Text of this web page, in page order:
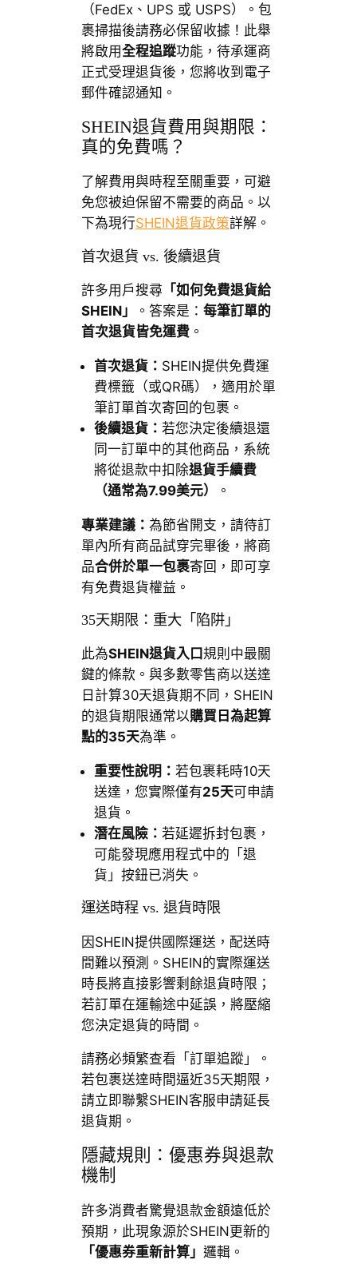
（FedEx、UPS 或 USPS）。包
裹掃描後請務必保留收據！此舉
將啟用全程追蹤功能，待承運商
正式受理退貨後，您將收到電子
郵件確認通知。
SHEIN退貨費用與期限：
真的免費嗎？
了解費用與時程至關重要，可避
免您被迫保留不需要的商品。以
下為現行SHEIN退貨政策詳解。
首次退貨 vs. 後續退貨
許多用戶搜尋 「如何免費退貨給
SHEIN」
。答案是： 每筆訂單的
首次退貨皆免運費。
首次退貨： SHEIN提供免費運
費標籤（或QR碼），適用於單
筆訂單首次寄回的包裹。
後續退貨： 若您決定後續退還
同一訂單中的其他商品，系統
將從退款中扣除退貨手續費
（通常為7.99美元）
。
專業建議： 為節省開支，請待訂
單內所有商品試穿完畢後，將商
品合併於單一包裹寄回，即可享
有免費退貨權益。
35天期限：重大「陷阱」
此為SHEIN退貨入口規則中最關
鍵的條款。與多數零售商以送達
日計算30天退貨期不同，SHEIN
的退貨期限通常以購買日為起算
點的35天為準。
重要性說明： 若包裹耗時10天
送達，您實際僅有25天可申請
退貨。
潛在風險： 若延遲拆封包裹，
可能發現應用程式中的「退
貨」按鈕已消失。
運送時程 vs. 退貨時限
因SHEIN提供國際運送，配送時
間難以預測。SHEIN的實際運送
時長將直接影響剩餘退貨時限；
若訂單在運輸途中延誤，將壓縮
您決定退貨的時間。
請務必頻繁查看「訂單追蹤」。
若包裹送達時間逼近35天期限，
請立即聯繫SHEIN客服申請延長
退貨期。
隱藏規則：優惠券與退款
機制
許多消費者驚覺退款金額遠低於
預期，此現象源於SHEIN更新的
「優惠券重新計算」 邏輯。